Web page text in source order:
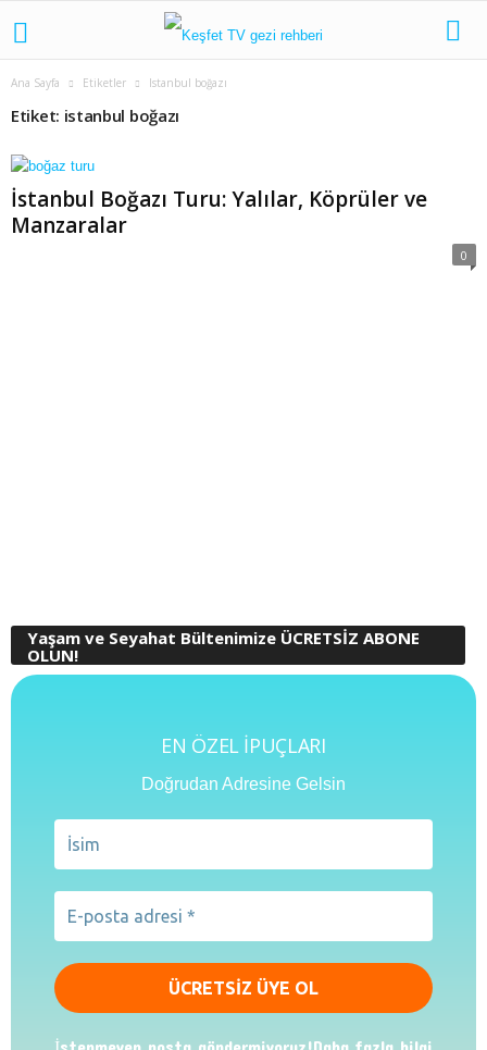
Ana Sayfa Etiketler Istanbul boğazı
Etiket: istanbul boğazı
İstanbul Boğazı Turu: Yalılar, Köprüler ve
Manzaralar
0
Yaşam ve Seyahat Bültenimize ÜCRETSİZ ABONE
OLUN!
EN ÖZEL İPUÇLARI
Doğrudan Adresine Gelsin